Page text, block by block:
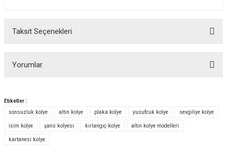
Taksit Seçenekleri
Yorumlar
Bu ürüne ilk yorumu siz yapın!
Etiketler :
sonsuzluk kolye
altın kolye plaka kolye yusufcuk kolye sevgiliye kolye
isim kolye şans kolyesi kırlangıç kolye altın kolye modelleri
kartanesi kolye